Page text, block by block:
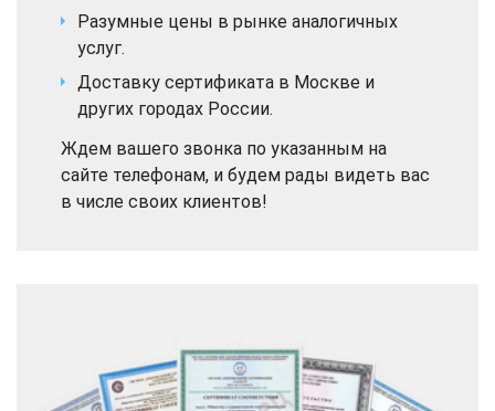
Разумные цены в рынке аналогичных
услуг.
Доставку сертификата в Москве и
других городах России.
Ждем вашего звонка по указанным на
сайте телефонам, и будем рады видеть вас
в числе своих клиентов!